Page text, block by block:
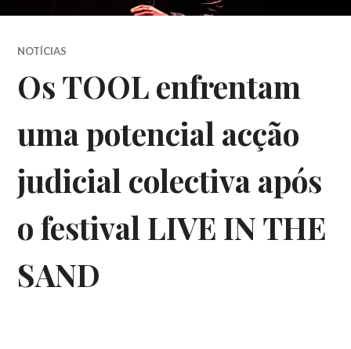
NOTÍCIAS
Os TOOL enfrentam
uma potencial acção
judicial colectiva após
o festival LIVE IN THE
SAND